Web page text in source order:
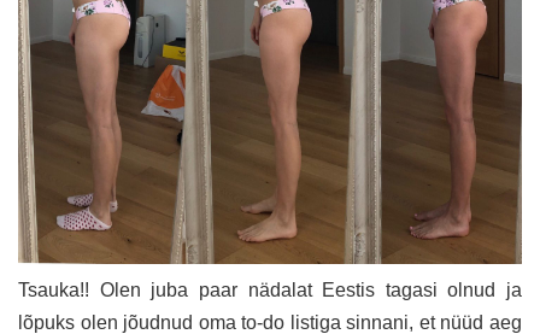
Tsauka!! Olen juba paar nädalat Eestis tagasi olnud ja
lõpuks olen jõudnud oma to-do listiga sinnani, et nüüd aeg